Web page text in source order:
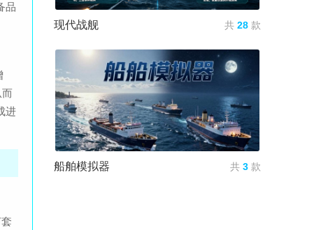
品
进
现代战舰 共 28 款
船舶模拟器 共 3 款